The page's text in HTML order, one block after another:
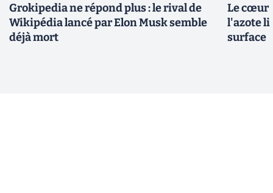
Grokipedia ne répond plus : le rival de
Wikipédia lancé par Elon Musk semble
déjà mort
Le cœur
l'azote
surface